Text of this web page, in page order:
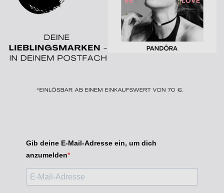
Gib deine E-Mail-Adresse ein, um dich
anzumelden